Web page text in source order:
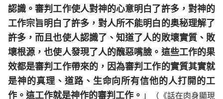
認識。審判工作使人對神的心意明白了許多，對神的
工作宗旨明白了許多，對人所不能明白的奥秘理解了
許多，而且也使人認識了、知道了人的敗壞實質、敗
壞根源，也使人發現了人的醜惡嘴臉。這些工作的果
效都是審判工作帶來的，因為審判工作的實質其實就
是神的真理、道路、生命向所有信他的人打開的工
作。這工作就是神作的審判工作。 」 （《話在肉身顯現